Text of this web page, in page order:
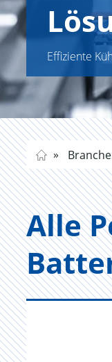
Effiziente
Alle